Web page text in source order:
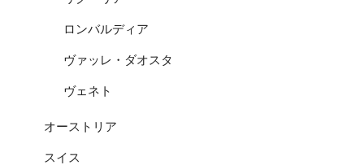
ロンバルディア
ヴァッレ・ダオスタ
ヴェネト
オーストリア
スイス